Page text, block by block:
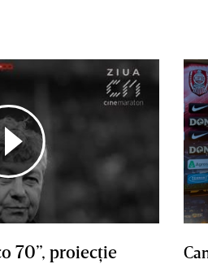
70”, proiecţie